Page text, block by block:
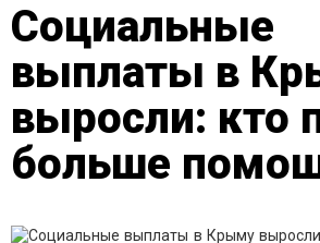
Социальные
выплаты в
выросли: кто
больше